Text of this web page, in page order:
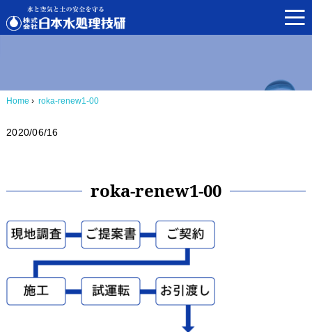
Home › roka-renew1-00
2020/06/16
roka-renew1-00